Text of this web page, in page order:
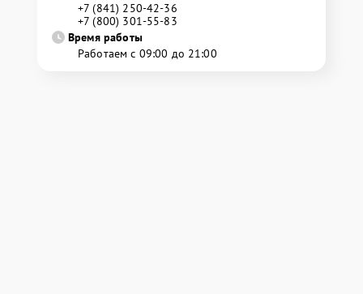
+7 (841) 250-42-36
+7 (800) 301-55-83
Время работы
Работаем с 09:00 до 21:00